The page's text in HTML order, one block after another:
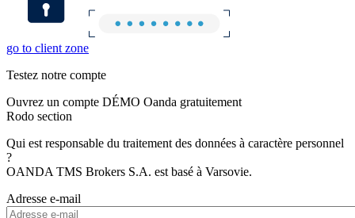
go to client zone
Testez notre compte
Ouvrez un compte DÉMO Oanda gratuitement
Rodo section
Qui est responsable du traitement des données à caractère personnel
?
OANDA TMS Brokers S.A. est basé à Varsovie.
Adresse e-mail